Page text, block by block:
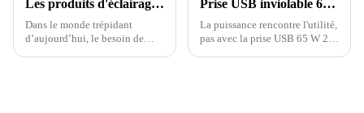
Les produits d'éclairage LED avancés illuminent l'avenir
Dans le monde trépidant
d’aujourd’hui, le besoin de
Prise USB inviolable 65 W 20 A : la puissance rencontre l'utilité
La puissance rencontre l'utilité,
pas avec la prise USB 65 W 20